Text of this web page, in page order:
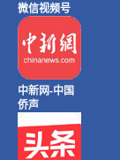
微信视频号
中新网-中国
侨声